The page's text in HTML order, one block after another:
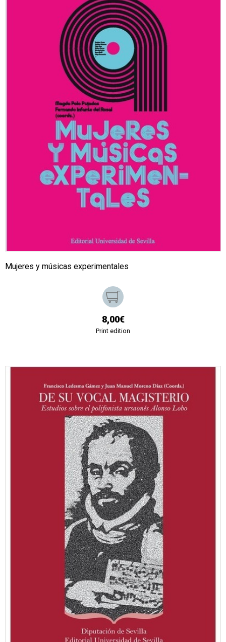
Mujeres y músicas experimentales
8,00€
Print edition